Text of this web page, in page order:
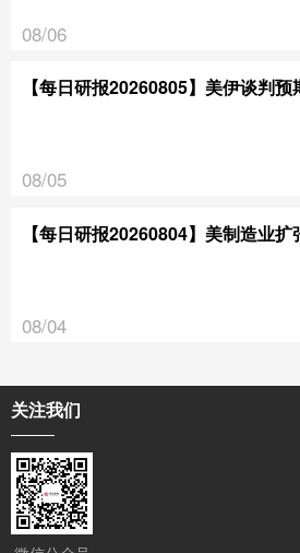
08/06
08/05
08/04
关注我们